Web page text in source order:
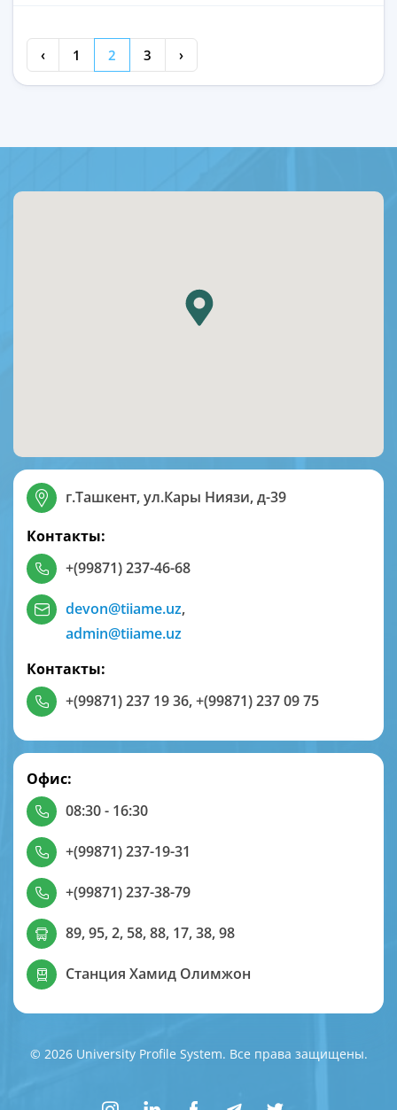
‹ 1 2 3 ›
г.Ташкент, ул.Кары Ниязи, д-39
Контакты:
+(99871) 237-46-68
devon@tiiame.uz,
admin@tiiame.uz
Контакты:
+(99871) 237 19 36,+(99871) 237 09 75
Офис:
08:30 - 16:30
+(99871) 237-19-31
+(99871) 237-38-79
89, 95, 2, 58, 88, 17, 38, 98
Станция Хамид Олимжон
© 2026 University Profile System. Все права защищены.